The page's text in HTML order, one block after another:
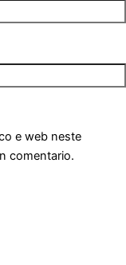
e web neste
comentario.